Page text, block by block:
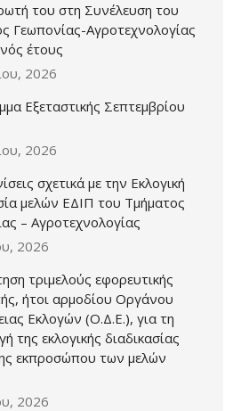
του στη Συνέλευση του
Γεωπονίας-Αγροτεχνολογίας
έτους
2026
Εξεταστικής Σεπτεμβρίου
2026
σχετικά με την Εκλογική
μελών ΕΔΙΠ του Τμήματος
– Αγροτεχνολογίας
2026
τριμελούς εφορευτικής
ήτοι αρμοδίου Οργάνου
Εκλογών (Ο.Δ.Ε.), για τη
της εκλογικής διαδικασίας
εκπροσώπου των μελών
2026